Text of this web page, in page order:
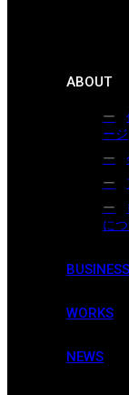
ABOUT
ージ
に
BUSINESS
WORKS
NEWS